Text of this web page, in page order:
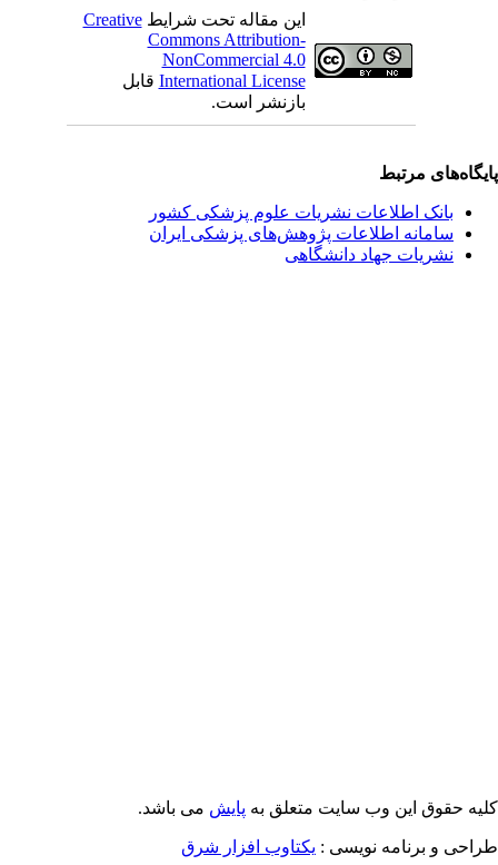
این مقاله تحت شرایطCreative
Commons Attribution-
NonCommercial 4.0
International Licenseقابل
بازنشر است.
مرتبط
بانک اطلاعات نشریات علوم پزشکی کشور
سامانه اطلاعات پژوهش‌های پزشکی ایران
نشریات جهاد دانشگاهی
حقوق این وب سایت متعلق بهپایشمی باشد.
و برنامه نویسی : یکتاوب افزار شرق